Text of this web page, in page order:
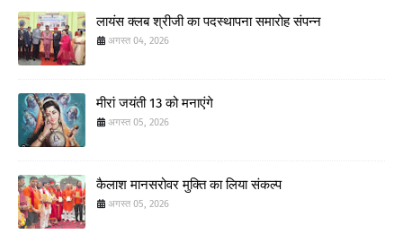
लायंस क्लब श्रीजी का पदस्थापना समारोह संपन्न
अगस्त 04, 2026
मीरां जयंती 13 को मनाएंगे
अगस्त 05, 2026
कैलाश मानसरोवर मुक्ति का लिया संकल्प
अगस्त 05, 2026